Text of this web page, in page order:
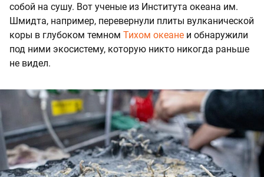
собой на сушу. Вот ученые из Института океана им.
Шмидта, например, перевернули плиты вулканической
коры в глубоком темном Тихом океане и обнаружили
под ними экосистему, которую никто никогда раньше
не видел.